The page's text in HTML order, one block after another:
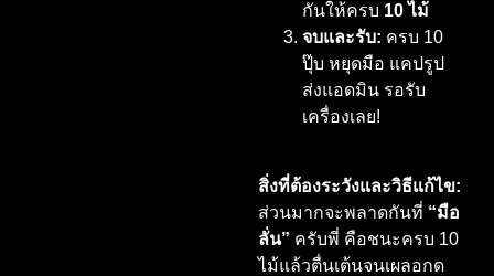
กันให้ครบ 10 ไม้
จบและรับ: ครบ 10
ปุ๊บ หยุดมือ แคปรูป
ส่งแอดมิน รอรับ
เครื่องเลย!
สิ่งที่ต้องระวังและวิธีแก้ไข:
ส่วนมากจะพลาดกันที่ “มือ
ลั่น” ครับพี่ คือชนะครบ 10
ไม้แล้วตื่นเต้นจนเผลอกด